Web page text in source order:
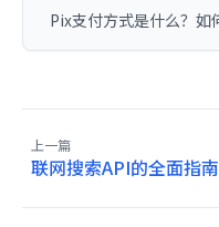
Pix支付方式是什么？如
上一篇
联网搜索API的全面指南